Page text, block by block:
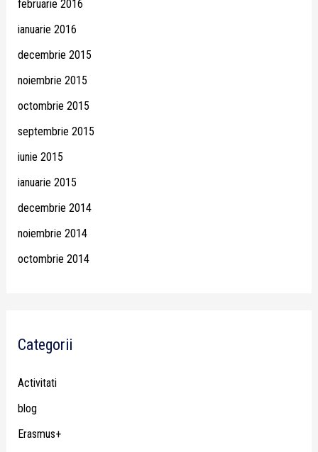
februarie 2016
ianuarie 2016
decembrie 2015
noiembrie 2015
octombrie 2015
septembrie 2015
iunie 2015
ianuarie 2015
decembrie 2014
noiembrie 2014
octombrie 2014
Categorii
Activitati
blog
Erasmus+